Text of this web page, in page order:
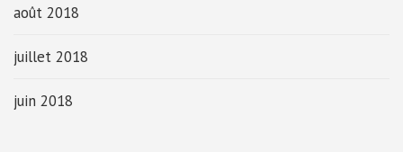
août 2018
juillet 2018
juin 2018